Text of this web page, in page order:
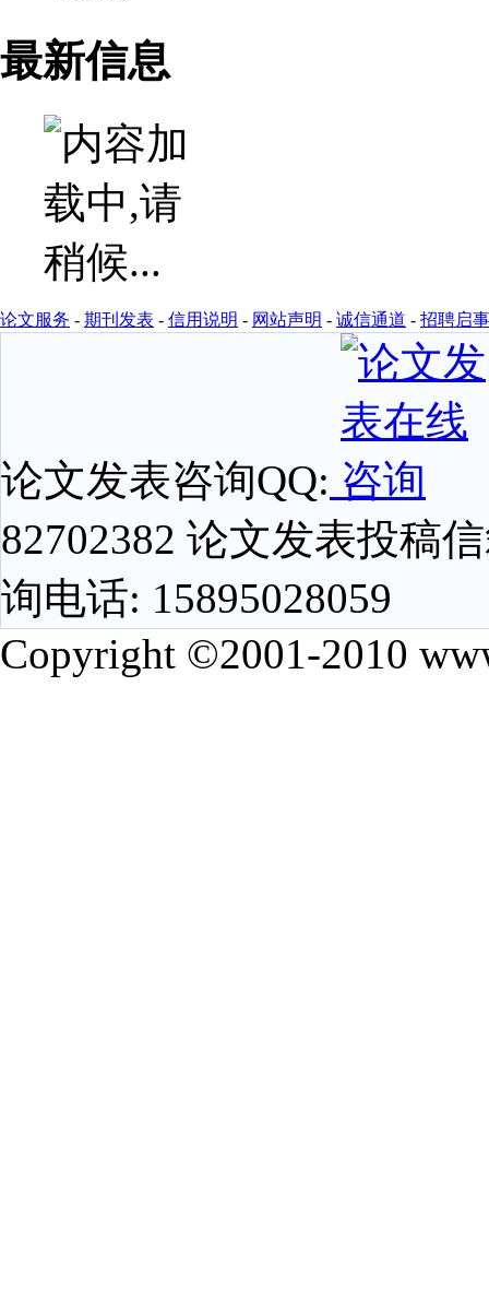
最新信息
论文服务 - 期刊发表 - 信用说明 - 网站声明 - 诚信通道 - 招聘启事
论文发表咨询QQ:
82702382 论文发表投稿
询电话: 15895028059
Copyright ©2001-2010